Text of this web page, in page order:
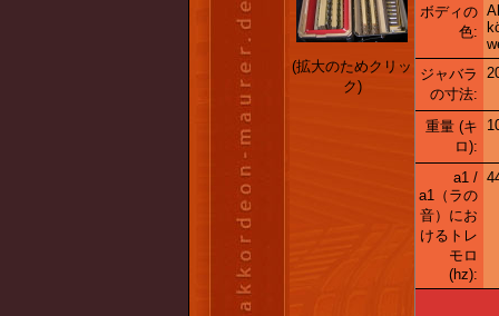
(拡大のためクリッ
ク)
ボディの
色:
ジャバラ
の寸法:
重量 (キ
ロ):
a1 /
a1（ラの
音）にお
けるトレ
モロ
(hz):